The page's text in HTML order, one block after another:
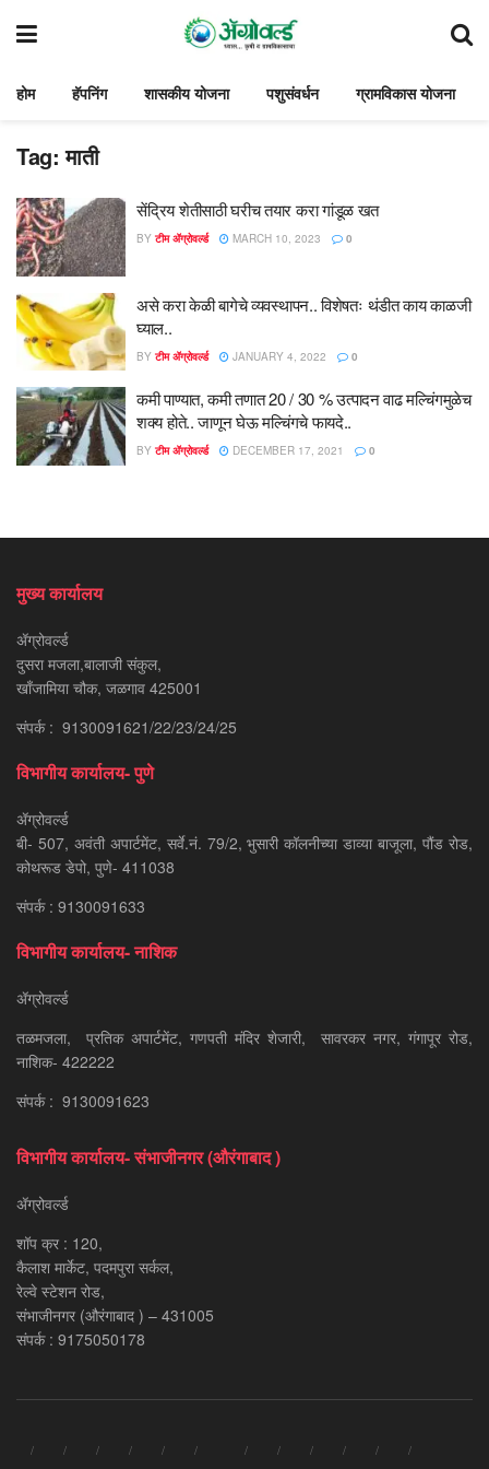
होम हॅपनिंग शासकीय योजना पशुसंवर्धन ग्रामविकास योजना
Tag:माती
सेंद्रिय शेतीसाठी घरीच तयार करा गांडूळ खत
BY टीम ॲग्रोवर्ल्ड MARCH 10, 2023 0
असे करा केळी बागेचे व्यवस्थापन.. विशेषतः थंडीत काय काळजी
घ्याल..
BY टीम ॲग्रोवर्ल्ड JANUARY 4, 2022 0
कमी पाण्यात, कमी तणात 20 / 30 % उत्पादन वाढ मल्चिंगमुळेच
शक्य होते.. जाणून घेऊ मल्चिंगचे फायदे..
BY टीम ॲग्रोवर्ल्ड DECEMBER 17, 2021 0
मुख्य कार्यालय
ॲग्रोवर्ल्ड
दुसरा मजला,बालाजी संकुल,
खाँजामिया चौक, जळगाव 425001
संपर्क : 9130091621/22/23/24/25
विभागीय कार्यालय- पुणे
ॲग्रोवर्ल्ड
बी- 507, अवंती अपार्टमेंट, सर्वे.नं. 79/2, भुसारी कॉलनीच्या डाव्या बाजूला, पौंड रोड,
कोथरूड डेपो, पुणे- 411038
संपर्क : 9130091633
विभागीय कार्यालय- नाशिक
ॲग्रोवर्ल्ड
तळमजला, प्रतिक अपार्टमेंट, गणपती मंदिर शेजारी, सावरकर नगर, गंगापूर रोड,
नाशिक- 422222
संपर्क : 9130091623
विभागीय कार्यालय- संभाजीनगर (औरंगाबाद )
ॲग्रोवर्ल्ड
शॉप क्र : 120,
कैलाश मार्केट, पदमपुरा सर्कल,
रेल्वे स्टेशन रोड,
संभाजीनगर (औरंगाबाद ) – 431005
संपर्क : 9175050178